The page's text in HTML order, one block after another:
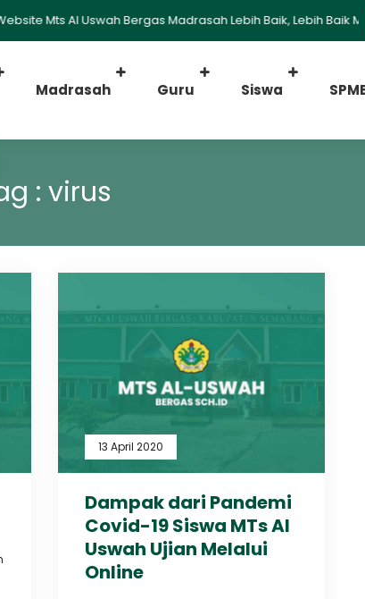
Mts Al Uswah Bergas Madrasah Lebih Baik, Lebih Baik
Madrasah Guru Siswa
: virus
13 April 2020
Dampak dari Pandemi
Covid-19 Siswa MTs Al
Uswah Ujian Melalui
Online